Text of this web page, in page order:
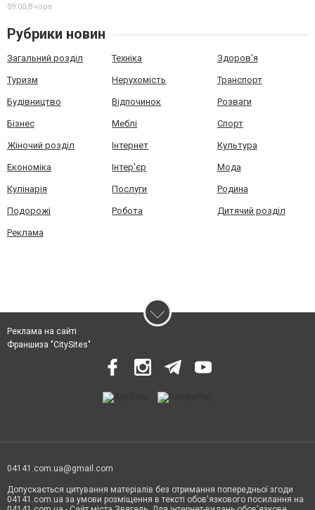
09:00, Вчора
Рубрики новин
Загальний розділ Техніка Здоров'я
Туризм Нерухомість Транспорт
Будівництво Відпочинок Розваги
Бізнес Меблі Спорт
Жіночий розділ Інтернет Культура
Економіка Інтер'єр Мода
Кулінарія Послуги Родина
Подорожі Робота Дитячий розділ
Реклама
Реклама на сайті
Франшиза "CitySites"
04141.com.ua@gmail.com
Допускається цитування матеріалів без отримання попередньої згоди
04141.com.ua за умови розміщення в тексті обов'язкового посилання на